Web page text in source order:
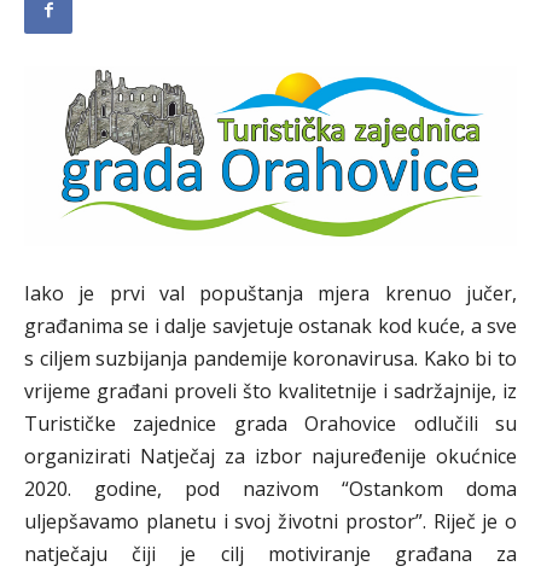
Iako je prvi val popuštanja mjera krenuo jučer,
građanima se i dalje savjetuje ostanak kod kuće, a sve
s ciljem suzbijanja pandemije koronavirusa. Kako bi to
vrijeme građani proveli što kvalitetnije i sadržajnije, iz
Turističke zajednice grada Orahovice odlučili su
organizirati Natječaj za izbor najuređenije okućnice
2020. godine, pod nazivom “Ostankom doma
uljepšavamo planetu i svoj životni prostor”. Riječ je o
natječaju čiji je cilj motiviranje građana za